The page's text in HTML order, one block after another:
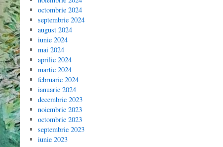
octombrie 2024
septembrie 2024
august 2024
iunie 2024
mai 2024
aprilie 2024
martie 2024
februarie 2024
ianuarie 2024
decembrie 2023
noiembrie 2023
octombrie 2023
septembrie 2023
iunie 2023